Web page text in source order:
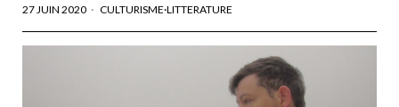
27 JUIN 2020 CULTURISME·LITTERATURE